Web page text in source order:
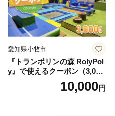
愛知県小牧市
『トランポリンの森 RolyPol
y』で使えるクーポン（3,000
10,000円